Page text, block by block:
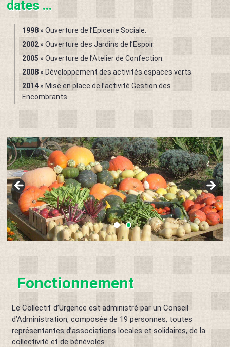
dates …
1998» Ouverture de l’Epicerie Sociale.
2002» Ouverture des Jardins de l’Espoir.
2005» Ouverture de l’Atelier de Confection.
2008» Développement des activités espaces verts
2014» Mise en place de l’activité Gestion des
Encombrants
Fonctionnement
Le Collectif d’Urgence est administré par un Conseil
d’Administration, composée de 19 personnes, toutes
représentantes d’associations locales et solidaires, de la
collectivité et de bénévoles.